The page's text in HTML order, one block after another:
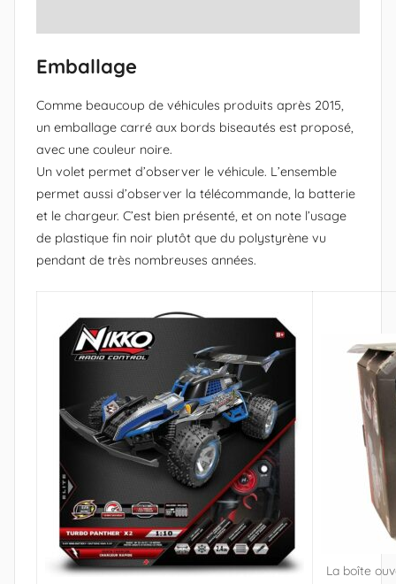
Emballage
Comme beaucoup de véhicules produits après 2015,
un emballage carré aux bords biseautés est proposé,
avec une couleur noire.
Un volet permet d’observer le véhicule. L’ensemble
permet aussi d’observer la télécommande, la batterie
et le chargeur. C’est bien présenté, et on note l’usage
de plastique fin noir plutôt que du polystyrène vu
pendant de très nombreuses années.
La boîte